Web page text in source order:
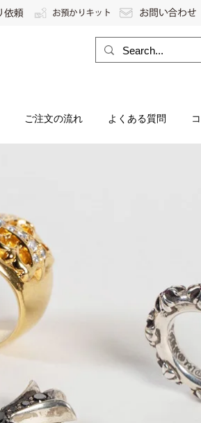
ご注文の流れ よくある質問